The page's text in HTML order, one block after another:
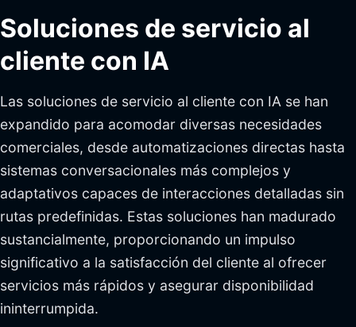
Soluciones de servicio al
cliente con IA
Las soluciones de servicio al cliente con IA se han
expandido para acomodar diversas necesidades
comerciales, desde automatizaciones directas hasta
sistemas conversacionales más complejos y
adaptativos capaces de interacciones detalladas sin
rutas predefinidas. Estas soluciones han madurado
sustancialmente, proporcionando un impulso
significativo a la satisfacción del cliente al ofrecer
servicios más rápidos y asegurar disponibilidad
ininterrumpida.